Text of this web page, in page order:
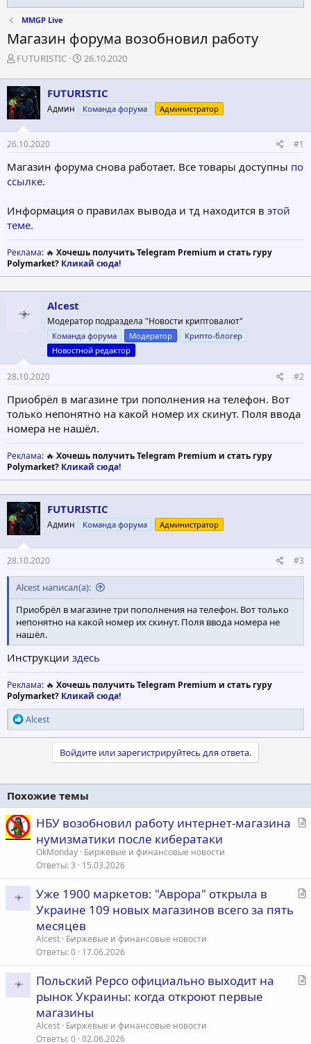
MMGP Live
Магазин форума возобновил работу
А
т
о
р
т
е
м
FUTURISTIC
Д
т
а
н
ч
а
26.10.2020
FUTURISTIC
Админ Команда форума Администратор
26.10.2020 #1
Магазин форума снова работает. Все товары доступны по
ссылке.
Информация о правилах вывода и тд находится в этой
теме.
Реклама: 🔥 Хочешь получить Telegram Premium и стать гуру
Polymarket? Кликай сюда!
Alcest
Модератор подраздела "Новости криптовалют"
Команда форума Модератор
Крипто-блогер
Новостной редактор
28.10.2020 #2
Приобрёл в магазине три пополнения на телефон. Вот
только непонятно на какой номер их скинут. Поля ввода
номера не нашёл.
Реклама: 🔥 Хочешь получить Telegram Premium и стать гуру
Polymarket? Кликай сюда!
FUTURISTIC
Админ Команда форума Администратор
28.10.2020 #3
Alcest написал(а):
Приобрёл в магазине три пополнения на телефон. Вот только
непонятно на какой номер их скинут. Поля ввода номера не
нашёл.
Инструкции здесь
Реклама: 🔥 Хочешь получить Telegram Premium и стать гуру
Polymarket? Кликай сюда!
Р
е
а
и
:
Alcest
Войдите или зарегистрируйтесь для ответа.
Похожие темы
С
я
НБУ возобновил работу интернет-магазина
нумизматики после кибератаки
OkMonday Биржевые и финансовые новости
Ответы 3 15.03.2026
С
Уже 1900 маркетов: "Аврора" открыла в
Украине 109 новых магазинов всего за пять
месяцев
Alcest Биржевые и финансовые новости
Ответы 0 17.06.2026
С
Польский Pepco официально выходит на
рынок Украины: когда откроют первые
магазины
Alcest Биржевые и финансовые новости
Ответы 0 02.06.2026